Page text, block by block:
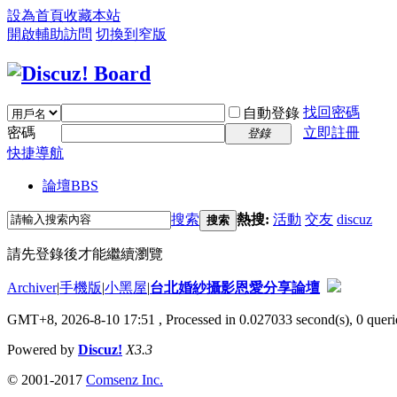
設為首頁收藏本站
開啟輔助訪問 切換到窄版
自動登錄 找回密碼
密碼
登錄
立即註冊
快捷導航
論壇BBS
搜索 搜索 熱搜: 活動 交友 discuz
請先登錄後才能繼續瀏覽
Archiver|手機版|小黑屋|台北婚紗攝影恩愛分享論壇
GMT+8, 2026-8-10 17:51 , Processed in 0.027033 second(s), 0
Powered by Discuz! X3.3
© 2001-2017 Comsenz Inc.